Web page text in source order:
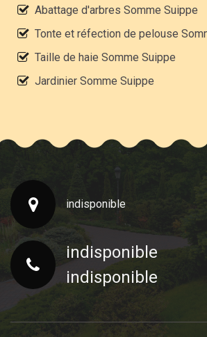
Abattage d'arbres Somme Suippe
Tonte et réfection de pelouse
Taille de haie Somme Suippe
Jardinier Somme Suippe
indisponible
indisponible
indisponible